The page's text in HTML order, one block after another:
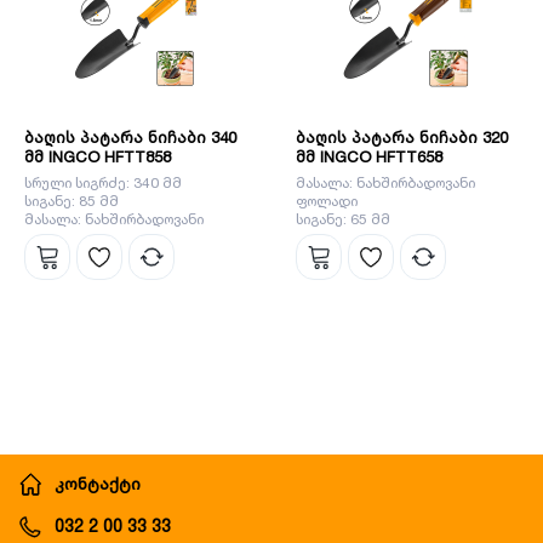
ბაღის პატარა ნიჩაბი 340
მმ INGCO HFTT858
სრული სიგრძე: 340 მმ
სიგანე: 85 მმ
მასალა: ნახშირბადოვანი
ფოლადი
ბაღის პატარა ნიჩაბი 320
მმ INGCO HFTT658
მასალა: ნახშირბადოვანი
ფოლადი
სიგანე: 65 მმ
სრული სიგრძე: 320 მმ
კონტაქტი
032 2 00 33 33